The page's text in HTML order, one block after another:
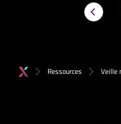
Ressources Veille